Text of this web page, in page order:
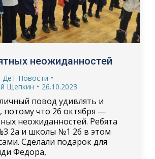
неожиданностей
Дет-Новости
Щепкин 26.10.2023
повод удивлять и
потому что 26 октября —
неожиданностей. Ребята
2а и школы №1 2б в этом
Сделали подарок для
Федора,